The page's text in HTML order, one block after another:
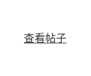
查看帖子